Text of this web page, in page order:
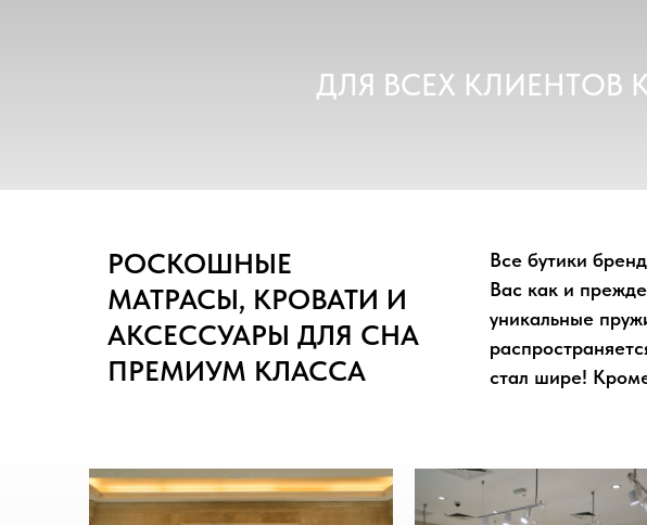
ДЛЯ ВСЕХ КЛИЕНТОВ
РОСКОШНЫЕ
МАТРАСЫ, КРОВАТИ И
АКСЕССУАРЫ ДЛЯ СНА
ПРЕМИУМ КЛАССА
Все бутики
Вас как и
уникальные
стал шире!